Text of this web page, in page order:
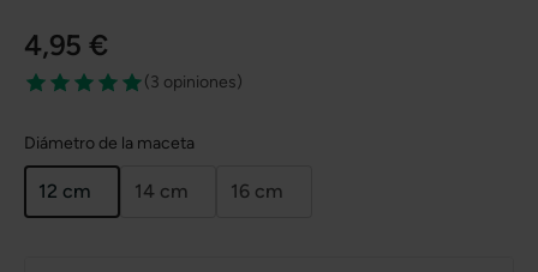
4,95 €
(3 opiniones)
Diámetro de la maceta
12 cm 14 cm 16 cm